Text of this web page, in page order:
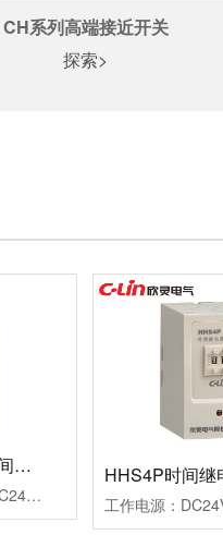
CH系列高端接近开关
探索>
HHS1-1(DH14S)时间继电器
工作电源：DC24V；AC24V、AC220V、AC380V延时范围：0.01s~99h99m时分秒设置重复误差：≤1%工作模式：通电延时计时方式：正计时，数码管显示触点形式：两组延时带复位暂停功能触点容量：3AAC250V(阻性)外形尺寸：52×104×114mm开孔尺寸：45×77mm安装方式：面板式
HHS4P时间继